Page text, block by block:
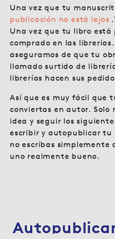
Una vez que tu
publicación no está lejos
Una vez que tu libro
comprado en las
aseguramos de que tu
llamado surtido de
librerías hacen sus
Así que es muy fácil que
conviertas en autor. Solo
idea y seguir los
escribir y autopublicar tu
no escribas simplemente
uno realmente bueno.